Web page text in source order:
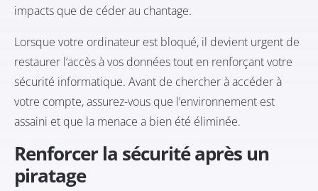
impacts que de céder au chantage.
Lorsque votre ordinateur est bloqué, il devient urgent de
restaurer l’accès à vos données tout en renforçant votre
sécurité informatique. Avant de chercher à accéder à
votre compte, assurez-vous que l’environnement est
assaini et que la menace a bien été éliminée.
Renforcer la sécurité après un
piratage